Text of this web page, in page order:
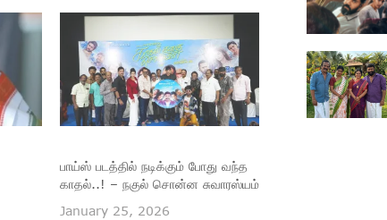
பாய்ஸ் படத்தில் நடிக்கும் போது வந்த
காதல்..! – நகுல் சொன்ன சுவாரஸ்யம்
January 25, 2026